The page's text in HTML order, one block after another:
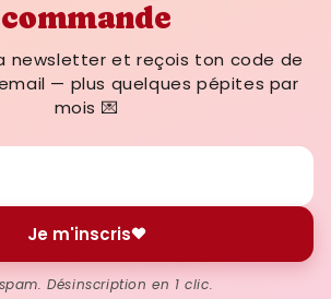
commande
newsletter et reçois ton code de
— plus quelques pépites par
mois 💌
Je m'inscris
Désinscription en 1 clic.